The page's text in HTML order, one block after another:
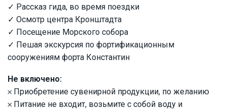
✓ Рассказ гида, во время поездки
✓ Осмотр центра Кронштадта
✓ Посещение Морского собора
✓ Пешая экскурсия по фортификационным
сооружениям форта Константин
Не включено:
𐄂 Приобретение сувенирной продукции, по желанию
𐄂 Питание не входит, возьмите с собой воду и